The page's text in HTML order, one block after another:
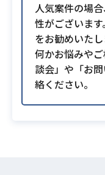
人気案件の場
性がございま
をお勧めいたし
何かお悩みや
談会」や「お
絡ください。